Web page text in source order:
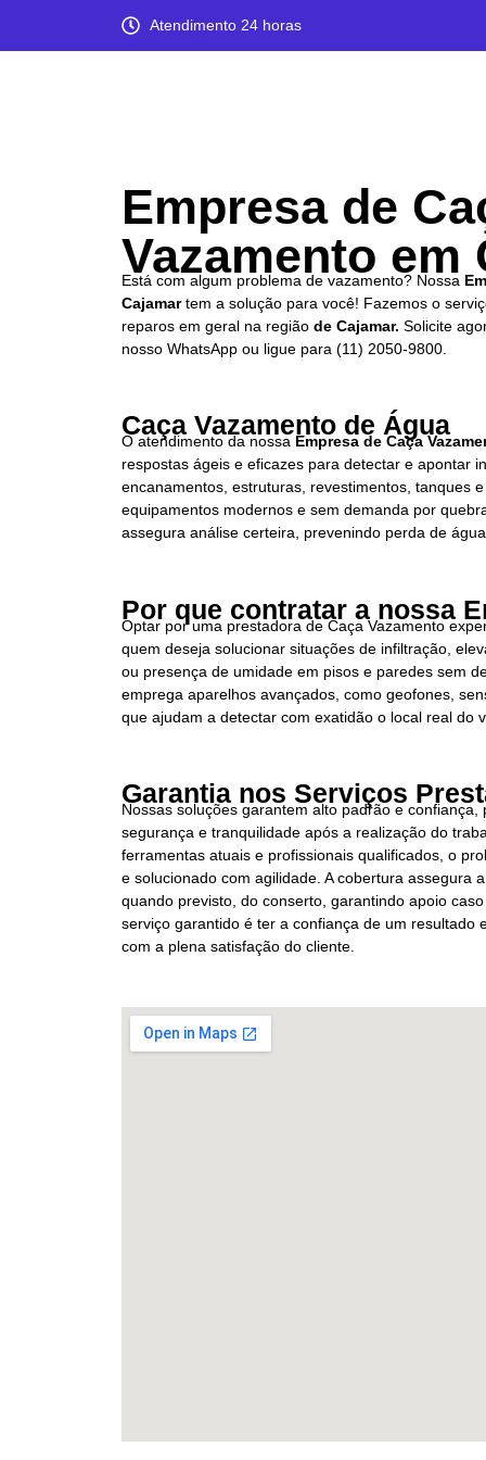
Atendimento 24 horas
Empresa de
Vazamento em
Está com algum problema de vazamento? Nossa
Cajamartem a solução para você! Fazemos o
reparos em geral na região de Cajamar. Solicite
nosso WhatsApp ou ligue para (11) 2050-9800.
Caça Vazamento de Água
O atendimento da nossa Empresa de Caça
respostas ágeis e eficazes para detectar e apontar
encanamentos, estruturas, revestimentos, tanques
equipamentos modernos e sem demanda por
assegura análise certeira, prevenindo perda de
Por que contratar a nossa
Optar por uma prestadora de Caça Vazamento
quem deseja solucionar situações de infiltração,
ou presença de umidade em pisos e paredes sem
emprega aparelhos avançados, como geofones,
que ajudam a detectar com exatidão o local real do
Garantia nos Serviços
Nossas soluções garantem alto padrão e
segurança e tranquilidade após a realização do
ferramentas atuais e profissionais qualificados, o
e solucionado com agilidade. A cobertura assegura
quando previsto, do conserto, garantindo apoio
serviço garantido é ter a confiança de um resultado
com a plena satisfação do cliente.